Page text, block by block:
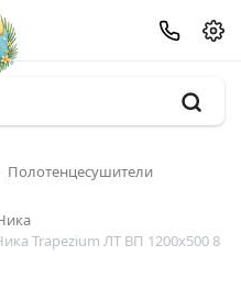
Полотенцесушители
Trapezium ЛТ ВП 1200x500 8